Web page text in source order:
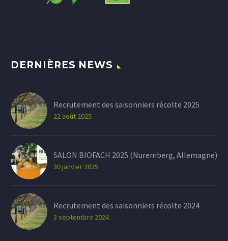
DERNIÈRES NEWS
Recrutement des saisonniers récolte 2025
22 août 2025
SALON BIOFACH 2025 (Nuremberg, Allemagne)
30 janvier 2025
Recrutement des saisonniers récolte 2024
3 septembre 2024